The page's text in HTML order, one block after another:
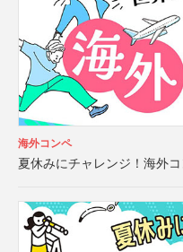
海外コンペ
夏休みにチャレンジ！海外